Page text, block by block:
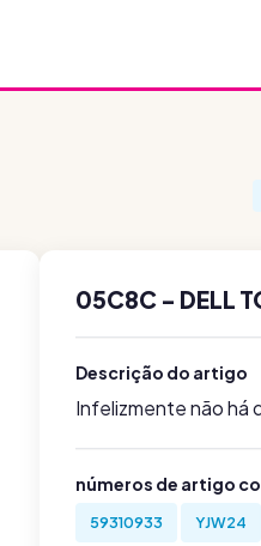
05C8C - DELL
Descrição do artigo
Infelizmente não há
números de artigo
59310933 YJW24